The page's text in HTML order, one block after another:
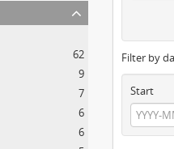
62
9
7
6
6
Filter by
Start